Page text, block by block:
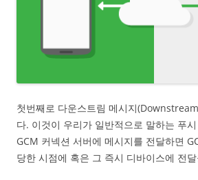
첫번째로 다운스트림 메시지
다. 이것이 우리가 일반적으로 말하는 푸
GCM 커넥션 서버에 메시지를 전달하면
당한 시점에 혹은 그 즉시 디바이스에 전